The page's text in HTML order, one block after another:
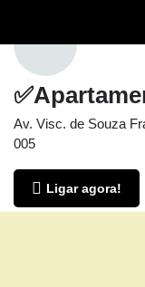
Av. Visc. de Souza
005
Ligar agora!